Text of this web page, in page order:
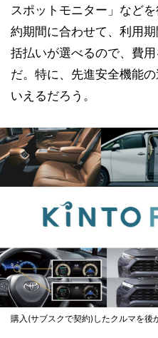
スポットモニター」など
約期間に合わせて、利用
括払いが選べるので、費
だ。特に、先進安全機能
いえるだろう。
購入(サブスクで契約)したクルマを後